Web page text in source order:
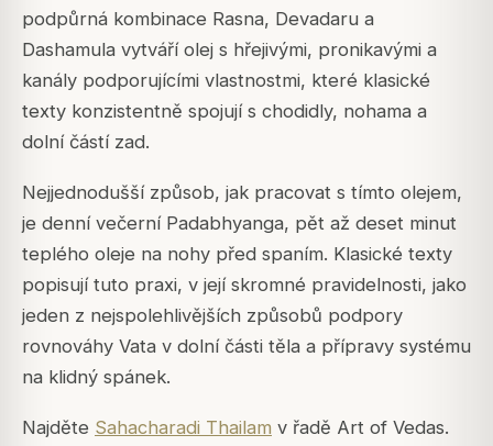
podpůrná kombinace Rasna, Devadaru a
Dashamula vytváří olej s hřejivými, pronikavými a
kanály podporujícími vlastnostmi, které klasické
texty konzistentně spojují s chodidly, nohama a
dolní částí zad.
Nejjednodušší způsob, jak pracovat s tímto olejem,
je denní večerní Padabhyanga, pět až deset minut
teplého oleje na nohy před spaním. Klasické texty
popisují tuto praxi, v její skromné pravidelnosti, jako
jeden z nejspolehlivějších způsobů podpory
rovnováhy Vata v dolní části těla a přípravy systému
na klidný spánek.
Najděte Sahacharadi Thailam v řadě Art of Vedas.